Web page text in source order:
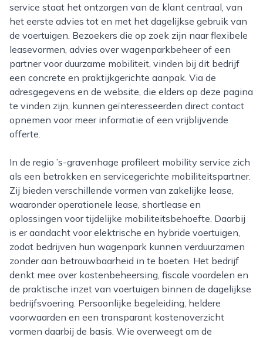
service staat het ontzorgen van de klant centraal, van
het eerste advies tot en met het dagelijkse gebruik van
de voertuigen. Bezoekers die op zoek zijn naar flexibele
leasevormen, advies over wagenparkbeheer of een
partner voor duurzame mobiliteit, vinden bij dit bedrijf
een concrete en praktijkgerichte aanpak. Via de
adresgegevens en de website, die elders op deze pagina
te vinden zijn, kunnen geïnteresseerden direct contact
opnemen voor meer informatie of een vrijblijvende
offerte.
In de regio ’s-gravenhage profileert mobility service zich
als een betrokken en servicegerichte mobiliteitspartner.
Zij bieden verschillende vormen van zakelijke lease,
waaronder operationele lease, shortlease en
oplossingen voor tijdelijke mobiliteitsbehoefte. Daarbij
is er aandacht voor elektrische en hybride voertuigen,
zodat bedrijven hun wagenpark kunnen verduurzamen
zonder aan betrouwbaarheid in te boeten. Het bedrijf
denkt mee over kostenbeheersing, fiscale voordelen en
de praktische inzet van voertuigen binnen de dagelijkse
bedrijfsvoering. Persoonlijke begeleiding, heldere
voorwaarden en een transparant kostenoverzicht
vormen daarbij de basis. Wie overweegt om de